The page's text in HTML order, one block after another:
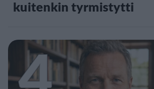
kuitenkin tyrmistytti